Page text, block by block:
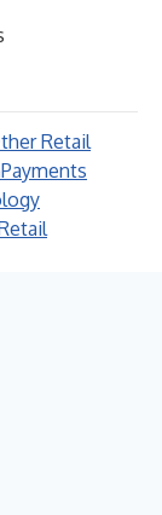
Retail
Payments